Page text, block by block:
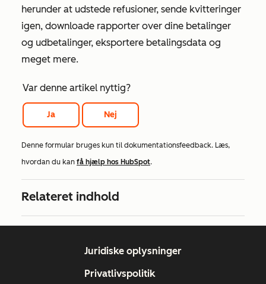
herunder at udstede refusioner, sende kvitteringer
igen, downloade rapporter over dine betalinger
og udbetalinger, eksportere betalingsdata og
meget mere.
Var denne artikel nyttig?
Ja Nej
Denne formular bruges kun til dokumentationsfeedback. Læs,
hvordan du kan få hjælp hos HubSpot.
Relateret indhold
Juridiske oplysninger
Privatlivspolitik